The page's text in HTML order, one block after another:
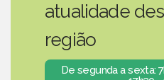
atualidade
região
De segunda a sexta: